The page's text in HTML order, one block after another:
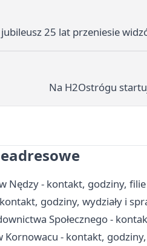
25 lat przeniesie
Na H2Ostrógu
Nędzy - kontakt, godziny,
godziny, wydziały i
Społecznego -
- kontakt,